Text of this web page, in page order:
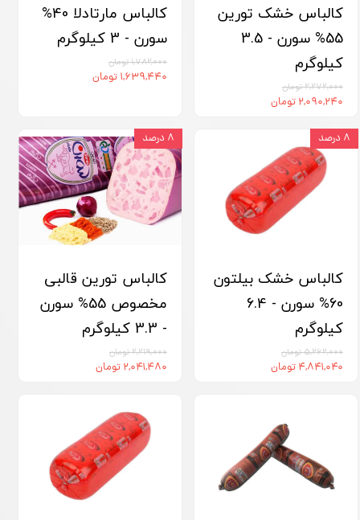
کالباس خشک تورین
55% سورن - 3.5
کیلوگرم
۲,۲۷۲,۰۰۰ تومان
۲,۰۹۰,۲۴۰ تومان
کالباس مارتادلا 40%
سورن - 3 کیلوگرم
۱,۷۸۲,۰۰۰ تومان
۱,۶۳۹,۴۴۰ تومان
کالباس خشک بیلتون
60% سورن - 6.4
کیلوگرم
۵,۲۶۲,۰۰۰ تومان
۴,۸۴۱,۰۴۰ تومان
۸ درصد
کالباس تورین قالبی
مخصوص 55% سورن
- 3.3 کیلوگرم
۲,۲۱۹,۰۰۰ تومان
۲,۰۴۱,۴۸۰ تومان
۸ درصد